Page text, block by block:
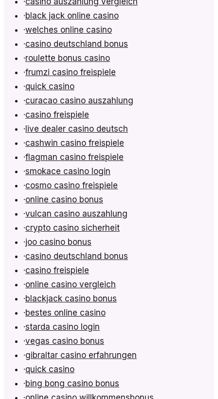
·black jack online casino
·welches online casino
·casino deutschland bonus
·roulette bonus casino
·frumzi casino freispiele
·quick casino
·curacao casino auszahlung
·casino freispiele
· live dealer casino deutsch
·cashwin casino freispiele
·flagman casino freispiele
·smokace casino login
·cosmo casino freispiele
·online casino bonus
·vulcan casino auszahlung
·crypto casino sicherheit
·joo casino bonus
·casino deutschland bonus
·casino freispiele
·online casino vergleich
·blackjack casino bonus
·bestes online casino
·starda casino login
·vegas casino bonus
·gibraltar casino erfahrungen
·quick casino
·bing bong casino bonus